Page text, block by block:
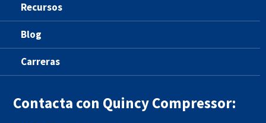
Recursos
Blog
Carreras
Contacta con Quincy Compressor: